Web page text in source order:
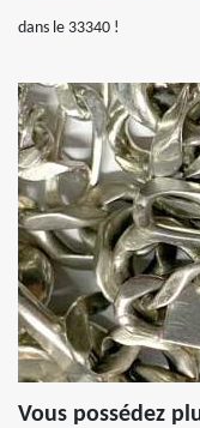
dans le 33340 !
Vous possédez